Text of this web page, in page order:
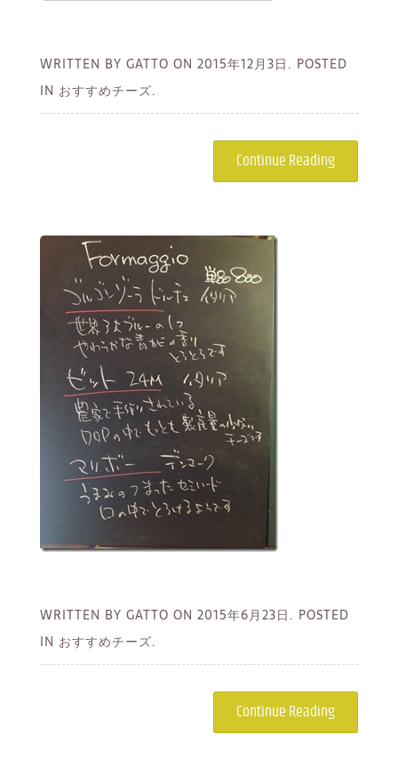
WRITTEN BY GATTO ON 2015年12月3日. POSTED
IN おすすめチーズ.
Continue Reading
WRITTEN BY GATTO ON 2015年6月23日. POSTED
IN おすすめチーズ.
Continue Reading